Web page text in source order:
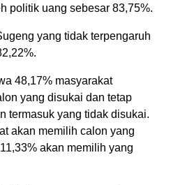
politik uang sebesar 83,75%.
yang tidak terpengaruh
48,17% masyarakat
yang disukai dan tetap
termasuk yang tidak disukai.
akan memilih calon yang
akan memilih yang